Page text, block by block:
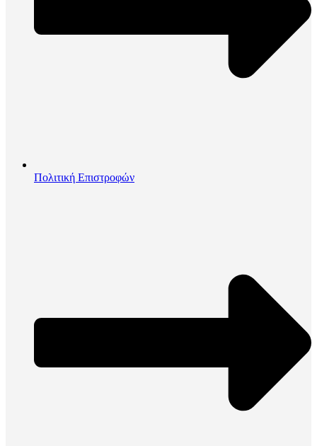
Πολιτική Επιστροφών